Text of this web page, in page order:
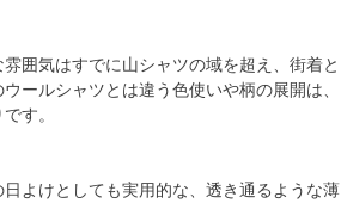
囲気はすでに山シャツの域を超え、街着と
ールシャツとは違う色使いや柄の展開は、
す。
よけとしても実用的な、透き通るような薄